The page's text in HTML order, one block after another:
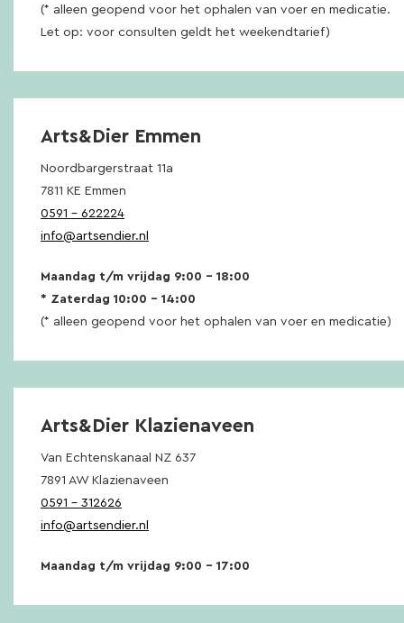
(* alleen geopend voor het ophalen van voer en medicatie.
Let op: voor consulten geldt het weekendtarief)
Arts&Dier Emmen
Noordbargerstraat 11a
7811 KE Emmen
0591 – 622224
info@artsendier.nl
Maandag t/m vrijdag 9:00 – 18:00
* Zaterdag 10:00 – 14:00
(* alleen geopend voor het ophalen van voer en medicatie)
Arts&Dier Klazienaveen
Van Echtenskanaal NZ 637
7891 AW Klazienaveen
0591 – 312626
info@artsendier.nl
Maandag t/m vrijdag 9:00 – 17:00